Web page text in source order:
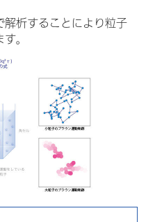
析することにより粒子
。